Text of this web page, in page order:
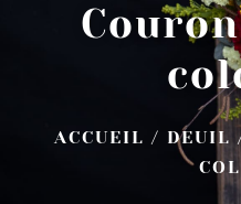
ACCUEIL / DEUIL